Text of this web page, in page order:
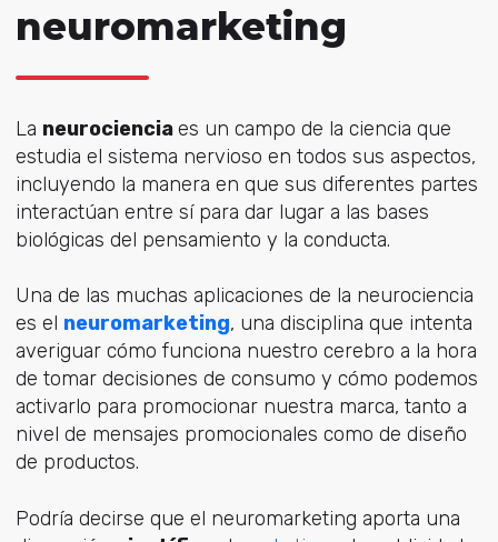
neuromarketing
La neurocienciaes un campo de la ciencia que
estudia el sistema nervioso en todos sus aspectos,
incluyendo la manera en que sus diferentes partes
interactúan entre sí para dar lugar a las bases
biológicas del pensamiento y la conducta.
Una de las muchas aplicaciones de la neurociencia
es el neuromarketing, una disciplina que intenta
averiguar cómo funciona nuestro cerebro a la hora
de tomar decisiones de consumo y cómo podemos
activarlo para promocionar nuestra marca, tanto a
nivel de mensajes promocionales como de diseño
de productos.
Podría decirse que el neuromarketing aporta una